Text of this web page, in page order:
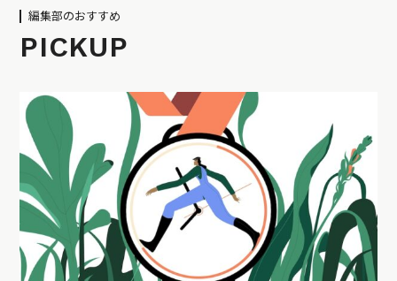
編集部のおすすめ
PICKUP